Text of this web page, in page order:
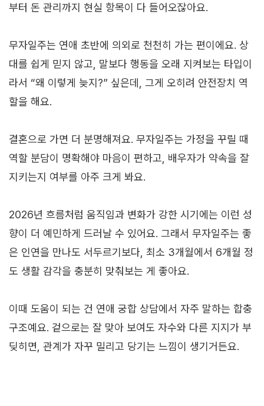
부터 돈 관리까지 현실 항목이 다 들어오잖아요.
무자일주는 연애 초반에 의외로 천천히 가는 편이에요. 상
대를 쉽게 믿지 않고, 말보다 행동을 오래 지켜보는 타입이
라서 “왜 이렇게 늦지?” 싶은데, 그게 오히려 안전장치 역
할을 해요.
결혼으로 가면 더 분명해져요. 무자일주는 가정을 꾸릴 때
역할 분담이 명확해야 마음이 편하고, 배우자가 약속을 잘
지키는지 여부를 아주 크게 봐요.
2026년 흐름처럼 움직임과 변화가 강한 시기에는 이런 성
향이 더 예민하게 드러날 수 있어요. 그래서 무자일주는 좋
은 인연을 만나도 서두르기보다, 최소 3개월에서 6개월 정
도 생활 감각을 충분히 맞춰보는 게 좋아요.
이때 도움이 되는 건 연애 궁합 상담에서 자주 말하는 합충
구조예요. 겉으로는 잘 맞아 보여도 자수와 다른 지지가 부
딪히면, 관계가 자꾸 밀리고 당기는 느낌이 생기거든요.